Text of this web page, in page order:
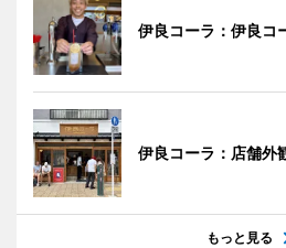
伊良コーラ：伊良コ
伊良コーラ：店舗外
もっと見る